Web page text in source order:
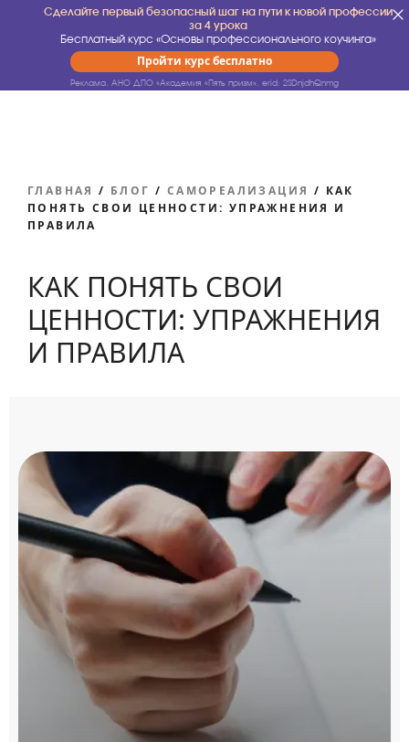
Сделайте первый безопасный шаг на пути к новой профессии
за 4 урока
Бесплатный курс «Основы профессионального коучинга»
Пройти курс бесплатно
Реклама. АНО ДПО «Академия «Пять призм». erid: 2SDnjdhQnmg
ГЛАВНАЯ / БЛОГ / САМОРЕАЛИЗАЦИЯ / КАК
ПОНЯТЬ СВОИ ЦЕННОСТИ: УПРАЖНЕНИЯ И
ПРАВИЛА
КАК ПОНЯТЬ СВОИ
ЦЕННОСТИ: УПРАЖНЕНИЯ
И ПРАВИЛА